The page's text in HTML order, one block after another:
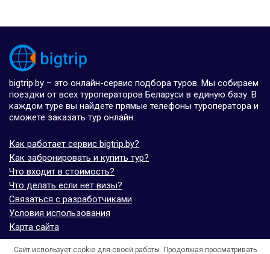
bigtrip.by – это онлайн-сервис подбора туров. Мы собираем
поездки от всех туроператоров Беларуси в единую базу. В
каждом туре вы найдете прямые телефоны туроператора и
сможете заказать тур онлайн.
Как работает сервис bigtrip.by?
Как забронировать и купить тур?
Что входит в стоимость?
Что делать если нет визы?
Связаться с разработчиками
Условия использования
Карта сайта
© bigtrip.by,elijoviaje.es– 2014 - 2026
Сайт использует cookie для своей работы. Продолжая просматривать